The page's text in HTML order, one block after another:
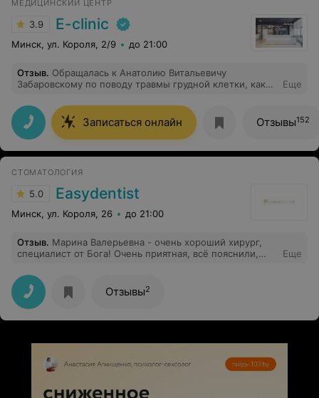
МЕДИЦИНСКИЙ ЦЕНТР
3.9 E-clinic
Минск, ул. Короля, 2/9 до 21:00
Отзыв. Обращалась к Анатолию Витальевичу
Забаровскому по поводу травмы грудной клетки, как
получила подробную внятную консультацию,
назначения и ответы на все вопросы. Спасибо за
внимательное и чуткое отношение!
Еще
Записаться онлайн Отзывы152
СТОМАТОЛОГИЯ
5.0 Easydentist
Минск, ул. Короля, 26 до 21:00
Отзыв. Марина Валерьевна - очень хороший хирург,
специалист от Бога! Очень приятная, всё пояснили,
мудрости заняло не более 1,5 минут, хоть зуб был
немного наклонен и больших размеров. Даже не
ожидал, что удаление зуба пройдет так быстро и
безболезненно. Теперь без страху пойду к ней на
удаление нижнего зуба мудрости, гораздо более
профессионализм, крепкого ей здоровья и счастья!
Еще
Отзывы2